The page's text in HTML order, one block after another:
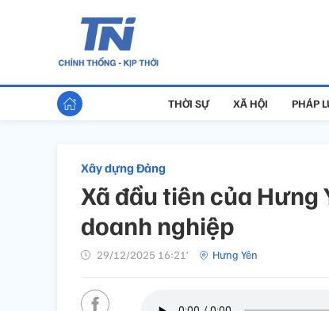
THỜI SỰ XÃ HỘI PHÁP
Xây dựng Đảng
Xã đầu tiên của
doanh nghiệp
29/12/2025 16:21’ Hưng Yên